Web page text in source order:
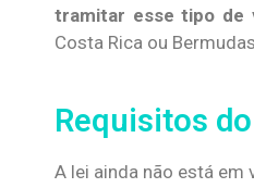
tramitar esse tipo de
Costa Rica ou
Requisitos
A lei ainda não está em